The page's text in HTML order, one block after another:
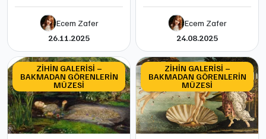
Ecem Zafer
26.11.2025
Ecem Zafer
24.08.2025
ZİHİN GALERİSİ –
BAKMADAN GÖRENLERİN
MÜZESİ
ZİHİN GALERİSİ –
BAKMADAN GÖRENLERİN
MÜZESİ